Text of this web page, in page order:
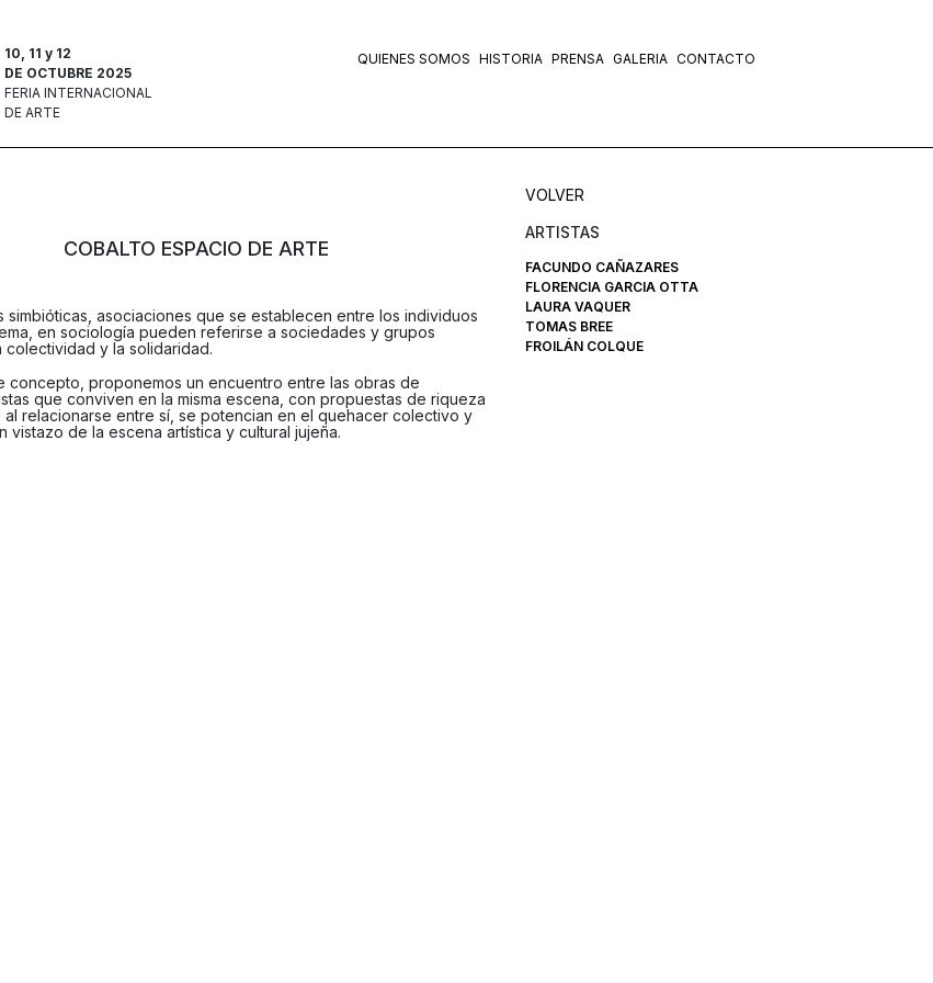
10, 11 y 12
DE OCTUBRE 2025
FERIA INTERNACIONAL
DE ARTE
QUIENES SOMOS HISTORIA PRENSA GALERIA CONTACTO
VOLVER
COBALTO ESPACIO DE ARTE
simbióticas, asociaciones que se establecen entre los individuos
en sociología pueden referirse a sociedades y grupos
colectividad y la solidaridad.
concepto, proponemos un encuentro entre las obras de
que conviven en la misma escena, con propuestas de riqueza
al relacionarse entre sí, se potencian en el quehacer colectivo y
vistazo de la escena artística y cultural jujeña.
ARTISTAS
FACUNDO CAÑAZARES
FLORENCIA GARCIA OTTA
LAURA VAQUER
TOMAS BREE
FROILÁN COLQUE